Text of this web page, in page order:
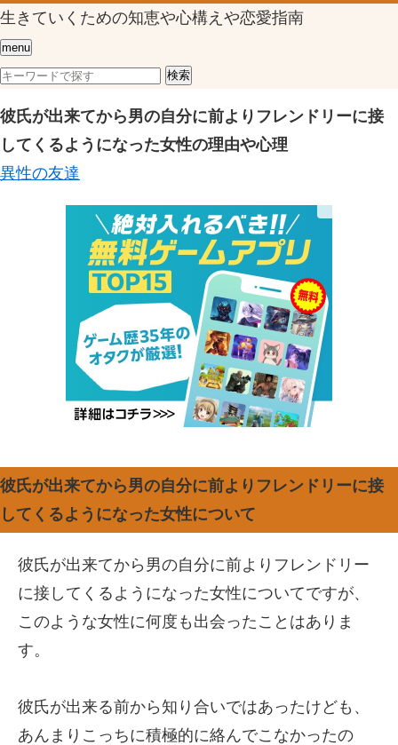
生きていくための知恵や心構えや恋愛指南
menu
彼氏が出来てから男の自分に前よりフレンドリーに接
してくるようになった女性の理由や心理
異性の友達
彼氏が出来てから男の自分に前よりフレンドリーに接
してくるようになった女性について
彼氏が出来てから男の自分に前よりフレンドリー
に接してくるようになった女性についてですが、
このような女性に何度も出会ったことはありま
す。
彼氏が出来る前から知り合いではあったけども、
あんまりこっちに積極的に絡んでこなかったの